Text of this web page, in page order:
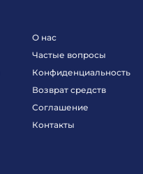
О нас
Частые вопросы
Конфиденциальность
Возврат средств
Соглашение
Контакты